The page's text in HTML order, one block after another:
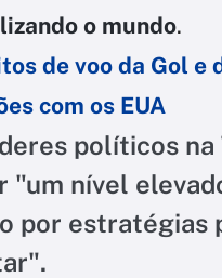
o mundo.
de voo da Gol e
com os EUA
políticos na
"um nível
por estratégias